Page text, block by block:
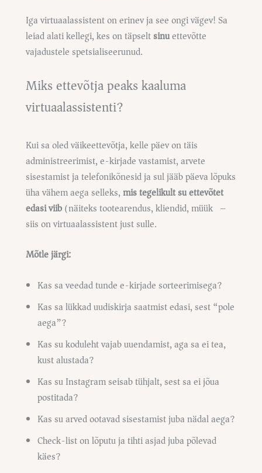
Iga virtuaalassistent on erinev ja see ongi vägev! Sa
leiad alati kellegi, kes on täpseltsinuettevõtte
vajadustele spetsialiseerunud.
Miks ettevõtja peaks kaaluma
virtuaalassistenti?
Kui sa oled väikeettevõtja, kelle päev on täis
administreerimist, e-kirjade vastamist, arvete
sisestamist ja telefonikõnesid ja sul jääb päeva lõpuks
üha vähem aega selleks,mis tegelikult su ettevõtet
edasi viib(näiteks tootearendus, kliendid, müük) –
siis on virtuaalassistent just sulle.
Mõtle järgi:
Kas sa veedad tunde e-kirjade sorteerimisega?
Kas sa lükkad uudiskirja saatmist edasi, sest “pole
aega”?
Kas su koduleht vajab uuendamist, aga sa ei tea,
kust alustada?
Kas su Instagram seisab tühjalt, sest sa ei jõua
postitada?
Kas su arved ootavad sisestamist juba nädal aega?
Check-list on lõputu ja tihti asjad juba põlevad
käes?